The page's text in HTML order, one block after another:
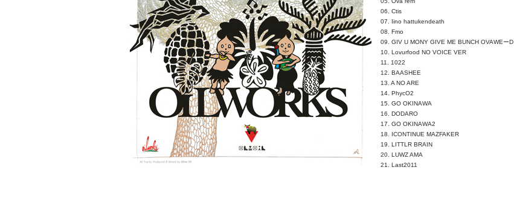
06. Ctis
07. Iino hattukendeath
08. Fmo
09. GIV U MONY GIVE ME BUNCH OVAWEーD
10. Lovurfood NO VOICE VER
11. 1022
12. BAASHEE
13. A NO ARE
14. PhycO2
15. GO OKINAWA
16. DODARO
17. GO OKINAWA2
18. ICONTINUE MAZFAKER
19. LITTLR BRAIN
20. LUWZ AMA
21. Last2011